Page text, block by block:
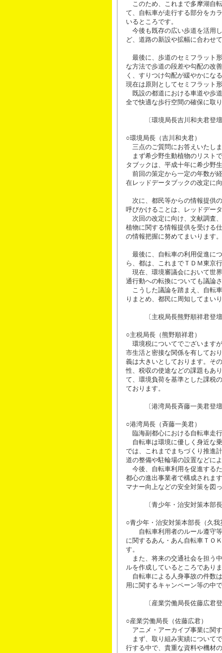
このため、これまで多摩湖自
て、自転車が走行する部分をカ
いるところです。
今後も既存の広い歩道を活用
ど、道路の新設や拡幅に合わせ
最後に、歩道のセミフラット
な方法で歩道の段差や勾配の改
く、すりつけ勾配が緩やかにな
現在は原則としてセミフラット
既設の都道における車道や歩
全で快適な歩行空間の確保に取
〔環境局長吉川和夫君登
○環境局長（吉川和夫君）
三点のご質問にお答えいたし
まず希少野生動植物のリスト
タブックは、平成十年に希少野
前回の策定から一定の年数が
在レッドデータブックの改定に
次に、都民等からの情報提供
呼びかけることは、レッドデー
次回の改定に向け、文献調査
植物に関する情報提供を受ける
の情報把握に努めてまいります。
最後に、自転車の利用促進に
ら、都は、これまでＴＤＭ東京
現在、環境審議会において世
通行動への転換についても議論
こうした議論を踏まえ、自転
りまとめ、都民に周知してまい
〔主税局長熊野順祥君登
○主税局長（熊野順祥君）
環境税についてでございます
市生活と密接な関係を有してお
義は大きいとしております。そ
性、税収の使途などの課題もあ
て、環境負荷を基準とした課税
ております。
〔港湾局長斉藤一美君登
○港湾局長（斉藤一美君）
臨海副都心における自転車走
自転車は環境に優しく身近な
では、これまでまちづくり推進
道の整備や駐輪場の設置などに
今後、自転車利用を促進する
都心の進出事業者で構成されま
マナー向上などの安全対策を図
〔青少年・治安対策本部長
○青少年・治安対策本部長（久我
自転車利用者のルール遵守等
に関するあん・あん自転車ＴＯ
す。
また、将来の交通社会を担う
ルを作成しているところであり
自転車による人身事故の件数
用に関するキャンペーン等の中
〔産業労働局長佐藤広君登
○産業労働局長（佐藤広君）
アニメ・アーカイブ事業に関
まず、取り組み実績について
行する中で、貴重な資料や機材